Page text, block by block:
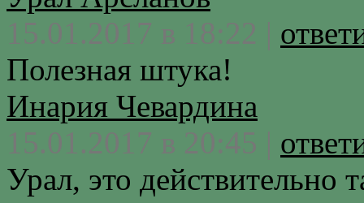
15.01.2017 в 18:22 |
Полезная штука!
Инария Чевардина
15.01.2017 в 20:45 |
Урал, это действительно